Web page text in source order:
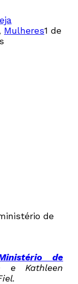
Mulheres1 de
de
de
e Kathleen